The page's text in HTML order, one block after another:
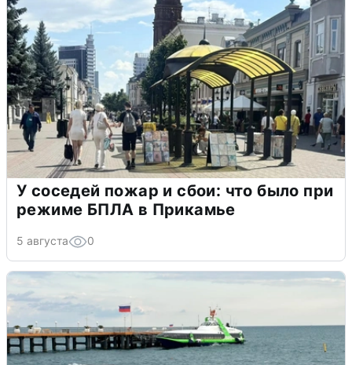
У соседей пожар и сбои: что было при
режиме БПЛА в Прикамье
5 августа 0